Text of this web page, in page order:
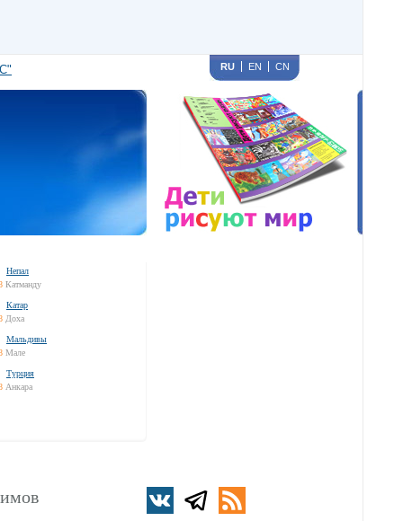
RU EN CN
Непал
Катманду
Катар
Доха
Мальдивы
Мале
Турция
Анкара